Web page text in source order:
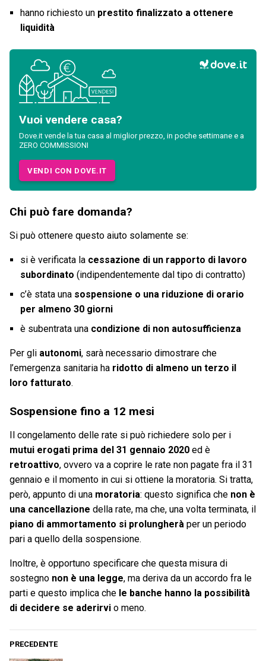
hanno richiesto un prestito finalizzato a ottenere
liquidità
Vuoi vendere casa?
Dove.it vende la tua casa al miglior prezzo, in poche settimane e a
ZERO COMMISSIONI
VENDI CON DOVE.IT
Chi può fare domanda?
Si può ottenere questo aiuto solamente se:
si è verificata la cessazione di un rapporto di lavoro
subordinato (indipendentemente dal tipo di contratto)
c’è stata una sospensione o una riduzione di orario
per almeno 30 giorni
è subentrata una condizione di non autosufficienza
Per gli autonomi, sarà necessario dimostrare che
l’emergenza sanitaria ha ridotto di almeno un terzo il
loro fatturato.
Sospensione fino a 12 mesi
Il congelamento delle rate si può richiedere solo per i
mutui erogati prima del 31 gennaio 2020 ed è
retroattivo, ovvero va a coprire le rate non pagate fra il 31
gennaio e il momento in cui si ottiene la moratoria. Si tratta,
però, appunto di una moratoria: questo significa che non è
una cancellazione della rate, ma che, una volta terminata, il
piano di ammortamento si prolungherà per un periodo
pari a quello della sospensione.
Inoltre, è opportuno specificare che questa misura di
sostegno non è una legge, ma deriva da un accordo fra le
parti e questo implica che le banche hanno la possibilità
di decidere se aderirvi o meno.
PRECEDENTE